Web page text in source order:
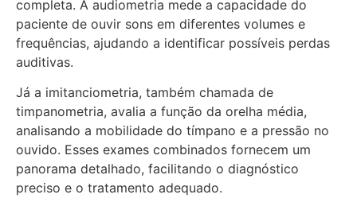
completa. A audiometria mede a capacidade do
paciente de ouvir sons em diferentes volumes e
frequências, ajudando a identificar possíveis perdas
auditivas.
Já a imitanciometria, também chamada de
timpanometria, avalia a função da orelha média,
analisando a mobilidade do tímpano e a pressão no
ouvido. Esses exames combinados fornecem um
panorama detalhado, facilitando o diagnóstico
preciso e o tratamento adequado.